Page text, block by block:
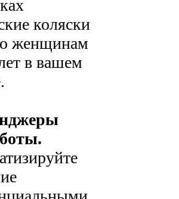
коляски
женщинам
в вашем